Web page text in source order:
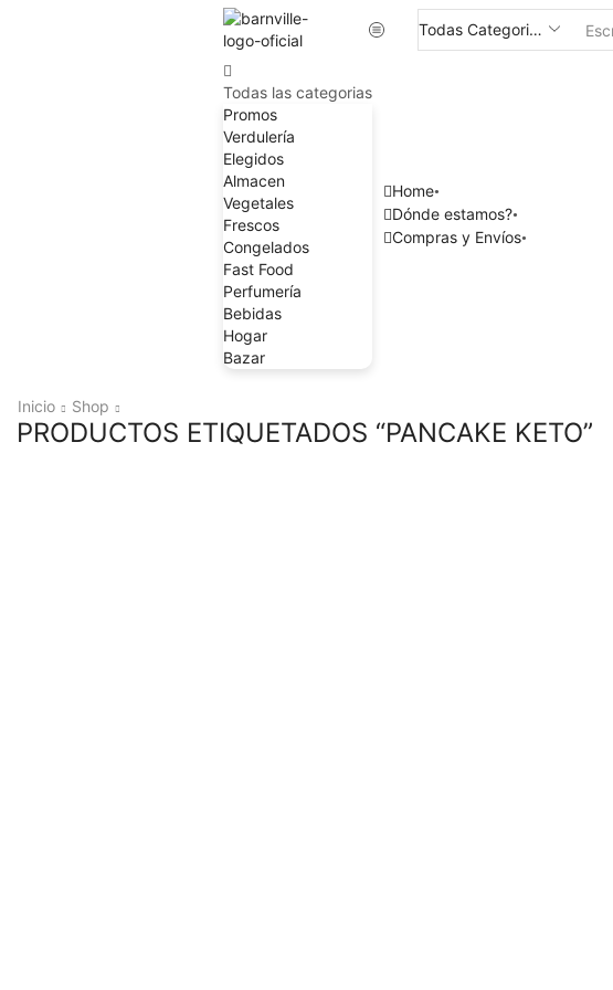
Todas las categorias
Promos
Verdulería
Elegidos
Almacen
Vegetales
Frescos
Congelados
Fast Food
Perfumería
Bebidas
Hogar
Bazar
Home
Dónde estamos?
Compras y Envíos
Inicio Shop
PRODUCTOS ETIQUETADOS “PANCAKE KETO”